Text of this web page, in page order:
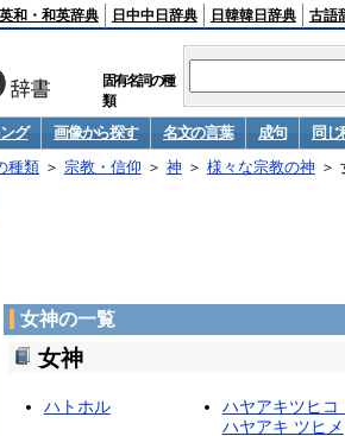
英和・和英辞典 日中中日辞典 日韓韓日辞典 古語
固有名詞の種
類
グ 画像から探す 名文の言葉 成句
同じ
種類＞ 宗教・信仰 ＞ 神＞ 様々な宗教の神＞
女神の一覧
女神
ハトホル
ハヤアキツヒコ
ハヤアキ ツヒメ